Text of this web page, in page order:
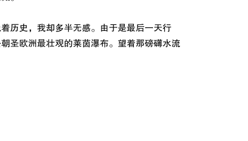
历史，我却多半无感。由于是最后一天行
圣欧洲最壮观的莱茵瀑布。望着那磅礴水流